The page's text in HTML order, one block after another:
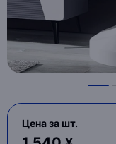
Цена за шт.